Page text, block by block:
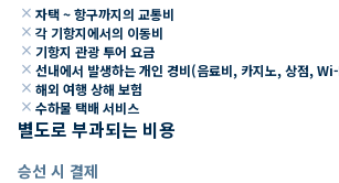
close 자택 ~ 항구까지의 교통비
close 각 기항지에서의 이동비
close 기항지 관광 투어 요금
close 선내에서 발생하는 개인 경비(음료비, 카지노, 상점,
close 해외 여행 상해 보험
close 수하물 택배 서비스
별도로 부과되는 비용
승선 시 결제